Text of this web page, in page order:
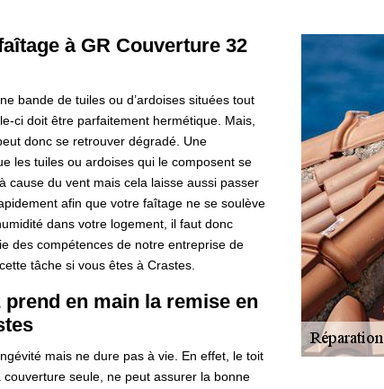
à GR Couverture 32
bande de tuiles ou d’ardoises situées tout
ci doit être parfaitement hermétique. Mais,
donc se retrouver dégradé. Une
les tuiles ou ardoises qui le composent se
cause du vent mais cela laisse aussi passer
afin que votre faîtage ne se soulève
dans votre logement, il faut donc
des compétences de notre entreprise de
tâche si vous êtes à Crastes.
prend en main la remise en
mais ne dure pas à vie. En effet, le toit
seule, ne peut assurer la bonne